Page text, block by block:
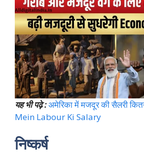
यह भी पढ़े :अमेरिका में मजदूर की सैलरी
Mein Labour Ki Salary
निष्कर्ष